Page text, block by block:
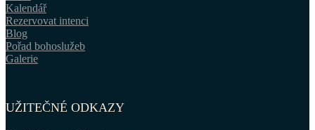
Kalendář
Rezervovat intenci
Blog
Pořad bohoslužeb
Galerie
UŽITEČNÉ ODKAZY